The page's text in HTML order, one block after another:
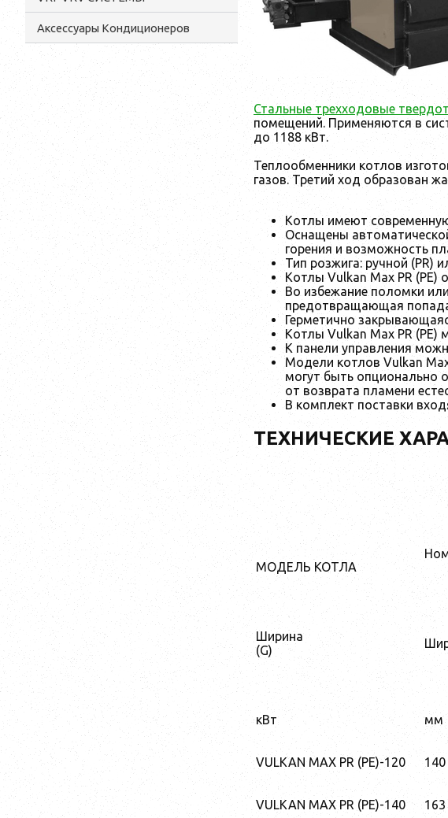
Аксессуары Кондиционеров
Стальные трехходовые
помещений. Применяются в
до 1188 кВт.
Теплообменники котлов
газов. Третий ход образован
Котлы имеют
Оснащены
горения и возможность
Тип розжига: ручной (PR)
Котлы Vulkan Max PR (PE)
Во избежание поломки
предотвращающая
Герметично
Котлы Vulkan Max PR (PE)
К панели управления
Модели котлов Vulkan
могут быть опционально
от возврата пламени
В комплект поставки
ТЕХНИЧЕСКИЕ
МОДЕЛЬ КОТЛА
Ширина
(G)
кВт мм
VULKAN MAX PR (PE)-120 140
VULKAN MAX PR (PE)-140 163